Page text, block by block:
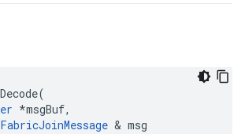
Decode(
*msgBuf,
& msg